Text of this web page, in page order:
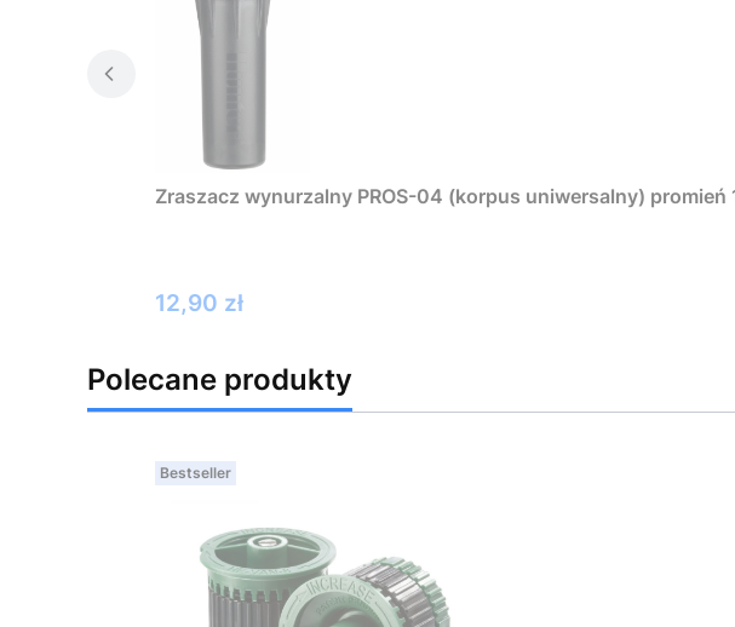
Cena
12,90 zł
Polecane produkty
Bestseller